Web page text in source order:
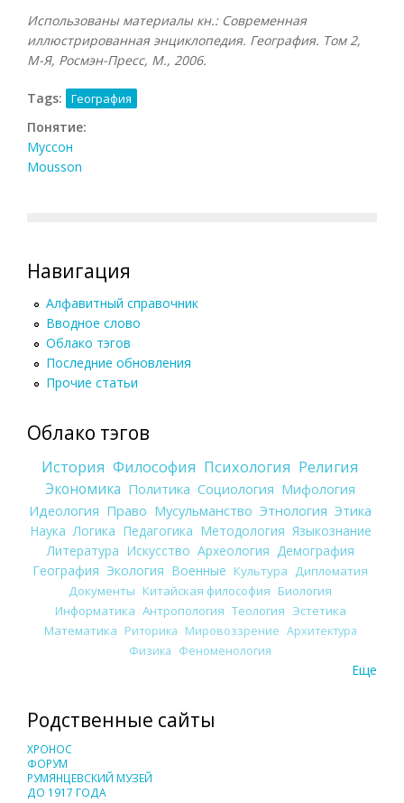
Использованы материалы кн.: Современная
иллюстрированная энциклопедия. География. Том 2,
М-Я, Росмэн-Пресс, М., 2006.
Tags: География
Понятие:
Муссон
Mousson
Навигация
Алфавитный справочник
Вводное слово
Облако тэгов
Последние обновления
Прочие статьи
Облако тэгов
История Философия Психология Религия
Экономика Политика Социология Мифология
Идеология Право Мусульманство Этнология Этика
Наука Логика Педагогика Методология Языкознание
Литература Искусство Археология Демография
География Экология Военные Культура
Дипломатия
Документы Китайская философия Биология
Информатика Антропология Теология Эстетика
Математика Риторика Мировоззрение Архитектура
Физика Феноменология
Еще
Родственные сайты
ХРОНОС
ФОРУМ
РУМЯНЦЕВСКИЙ МУЗЕЙ
ДО 1917 ГОДА